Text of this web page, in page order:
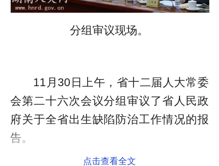
分组审议现场。
11月30日上午，省十二届人大常委
会第二十六次会议分组审议了省人民政
府关于全省出生缺陷防治工作情况的报
告。
点击查看全文